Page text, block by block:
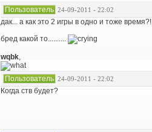
Пользователь 24-09-2011 - 22:02
дак... а как это 2 игры в одно и тоже время?!
бред какой то..........
wqbk,
Пользователь 24-09-2011 - 22:02
Когда ств будет?